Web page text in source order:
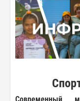
Современный